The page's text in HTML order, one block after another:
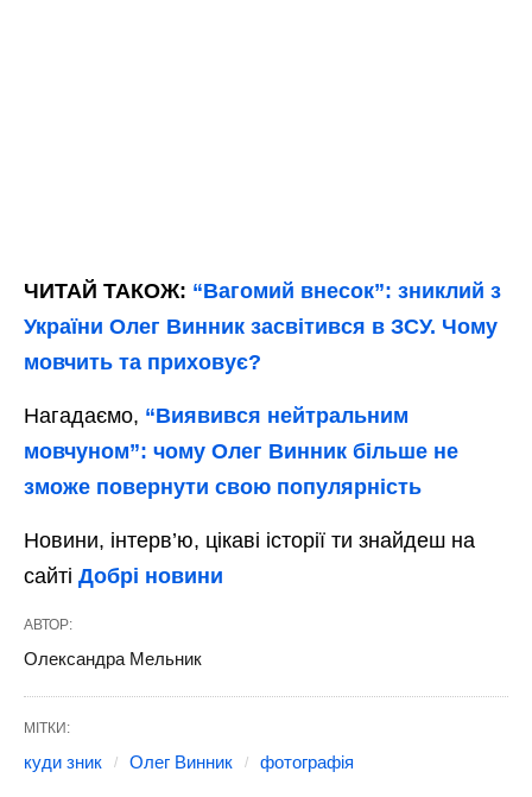
ЧИТАЙ ТАКОЖ: “Вагомий внесок”: зниклий з
України Олег Винник засвітився в ЗСУ. Чому
мовчить та приховує?
Нагадаємо, “Виявився нейтральним
мовчуном”: чому Олег Винник більше не
зможе повернути свою популярність
Новини, інтерв’ю, цікаві історії ти знайдеш на
сайті Добрі новини
АВТОР:
Олександра Мельник
МІТКИ:
куди зник Олег Винник фотографія